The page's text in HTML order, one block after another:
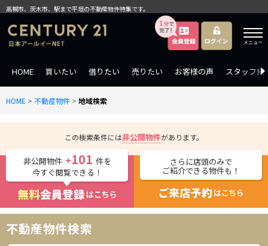
高槻市、茨木市、駅まで平坦の不動産物件特集です。
メニュー
HOME 買いたい 借りたい 売りたい お客様の声 スタッフ紹
HOME > 不動産物件 > 地域検索
この検索条件には非公開物件があります。
非公開物件 +101 件を
今すぐ閲覧できる！
さらに店頭のみで
ご紹介できる物件も！
不動産物件検索